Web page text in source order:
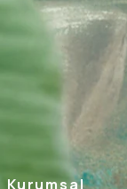
Kurumsal